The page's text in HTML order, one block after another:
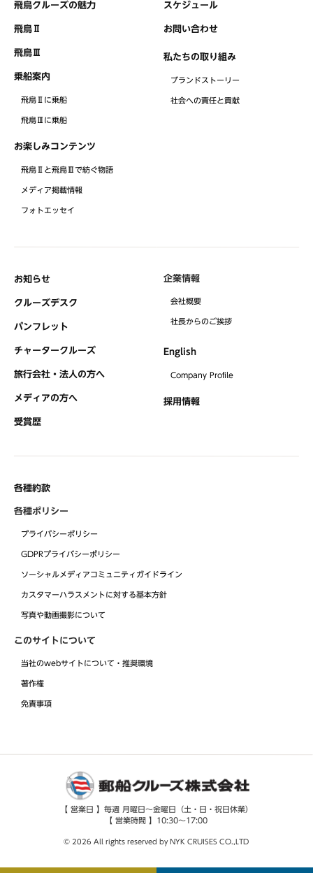
飛鳥クルーズの魅力
飛鳥Ⅱ
飛鳥Ⅲ
乗船案内
飛鳥Ⅱに乗船
飛鳥Ⅲに乗船
お楽しみコンテンツ
飛鳥Ⅱと飛鳥Ⅲで紡ぐ物語
メディア掲載情報
フォトエッセイ
スケジュール
お問い合わせ
私たちの取り組み
ブランドストーリー
社会への責任と貢献
お知らせ
クルーズデスク
パンフレット
チャータークルーズ
旅行会社・法人の方へ
メディアの方へ
受賞歴
企業情報
会社概要
社⻑からのご挨拶
English
Company Profile
採用情報
各種約款
各種ポリシー
プライバシーポリシー
GDPRプライバシーポリシー
ソーシャルメディアコミュニティガイドライン
カスタマーハラスメントに対する基本方針
写真や動画撮影について
このサイトについて
当社のwebサイトについて・推奨環境
著作権
免責事項
【 営業日 】毎週 月曜日～金曜日（土・日・祝日休業）
【 営業時間 】10:30～17:00
© 2026 All rights reserved by NYK CRUISES CO.,LTD